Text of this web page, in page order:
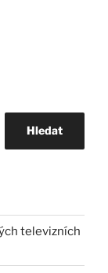
Hledat
televizních